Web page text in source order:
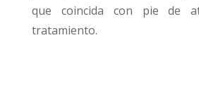
que coincida con pie de
tratamiento.